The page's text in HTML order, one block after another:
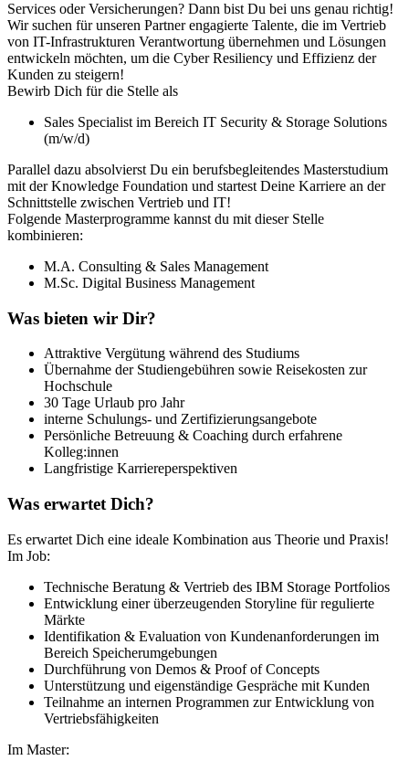
Services oder Versicherungen? Dann bist Du bei uns genau richtig!
Wir suchen für unseren Partner engagierte Talente, die im Vertrieb
von IT-Infrastrukturen Verantwortung übernehmen und Lösungen
entwickeln möchten, um die Cyber Resiliency und Effizienz der
Kunden zu steigern!
Bewirb Dich für die Stelle als
Sales Specialist im Bereich IT Security & Storage Solutions
(m/w/d)
Parallel dazu absolvierst Du ein berufsbegleitendes Masterstudium
mit der Knowledge Foundation und startest Deine Karriere an der
Schnittstelle zwischen Vertrieb und IT!
Folgende Masterprogramme kannst du mit dieser Stelle
kombinieren:
M.A. Consulting & Sales Management
M.Sc. Digital Business Management
Was bieten wir Dir?
Attraktive Vergütung während des Studiums
Übernahme der Studiengebühren sowie Reisekosten zur
Hochschule
30 Tage Urlaub pro Jahr
interne Schulungs- und Zertifizierungsangebote
Persönliche Betreuung & Coaching durch erfahrene
Kolleg:innen
Langfristige Karriereperspektiven
Was erwartet Dich?
Es erwartet Dich eine ideale Kombination aus Theorie und Praxis!
Im Job:
Technische Beratung & Vertrieb des IBM Storage Portfolios
Entwicklung einer überzeugenden Storyline für regulierte
Märkte
Identifikation & Evaluation von Kundenanforderungen im
Bereich Speicherumgebungen
Durchführung von Demos & Proof of Concepts
Unterstützung und eigenständige Gespräche mit Kunden
Teilnahme an internen Programmen zur Entwicklung von
Vertriebsfähigkeiten
Im Master: